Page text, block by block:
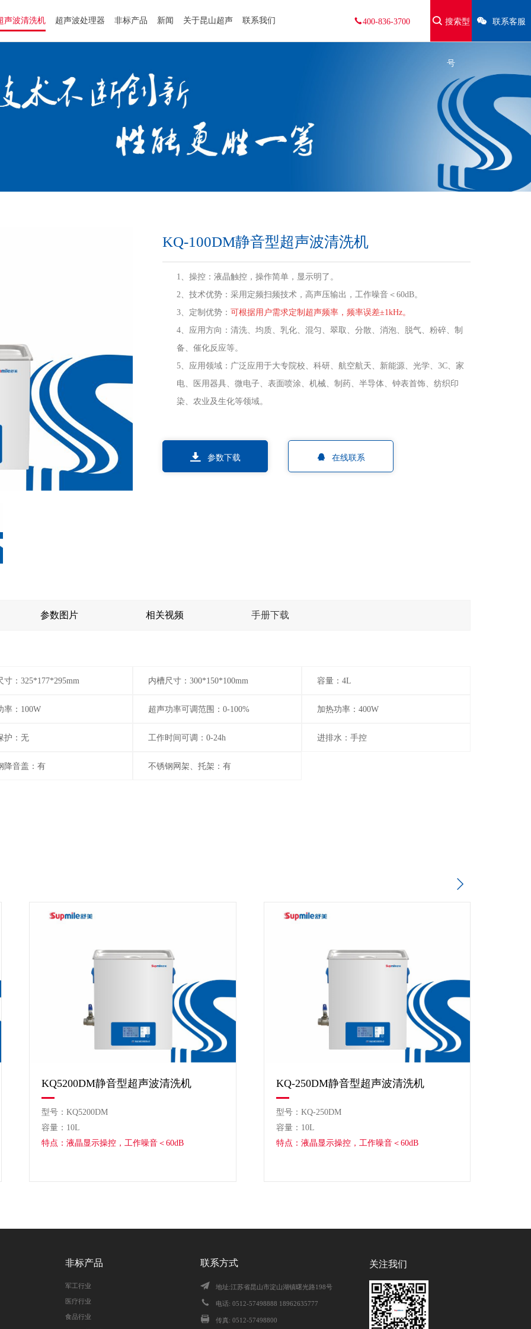
400-836-3700 搜索型
号
联系客服
声波清洗机 超声波处理器 非标产品 新闻 关于昆山超声 联系我们
KQ-100DM静音型超声波清洗机
1
、操控：液晶触控，操作简单，显示明了。
2 、技术优势：采用定频扫频技术，高声压输出，工作噪音＜ 60dB。
3 、定制优势： 可根据用户需求定制超声频率，频率误差±1kHz。
4 、应用方向：清洗、均质、乳化、混匀、翠取、分散、消泡、脱气、粉碎、制
备、催化反应等。
5 、应用领域：广泛应用于大专院校、科研、航空航天、新能源、光学、 3C 、家
电、医用器具、微电子、表面喷涂、机械、制药、半导体、钟表首饰、纺织印
染、农业及生化等领域。
参数下载 在线联系
参数图片 相关视频 手册下载
寸：325*177*295mm 内槽尺寸：300*150*100mm 容量：4L
率：100W 超声功率可调范围：0-100% 加热功率：400W
护：无 工作时间可调：0-24h 进排水：手控
降音盖：有 不锈钢网架、托架：有
KQ5200DM静音型超声波清洗机
型号：KQ5200DM
容量：10L
特点：液晶显示操控，工作噪音＜60dB
KQ-250DM静音型超声波清洗机
型号：KQ-250DM
容量：10L
特点：液晶显示操控，工作噪音＜60dB
非标产品
军工行业
医疗行业
食品行业
联系方式
地址:江苏省昆山市淀山湖镇曙光路198号
电话: 0512-57498888 18962635777
传真: 0512-57498800
关注我们